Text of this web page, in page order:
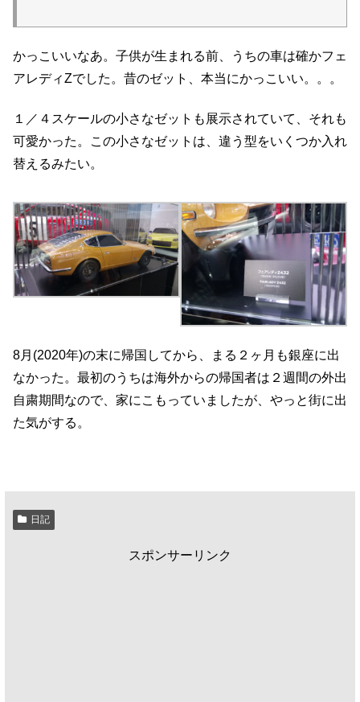
かっこいいなあ。子供が生まれる前、うちの車は確かフェ
アレディZでした。昔のゼット、本当にかっこいい。。。
１／４スケールの小さなゼットも展示されていて、それも
可愛かった。この小さなゼットは、違う型をいくつか入れ
替えるみたい。
8月(2020年)の末に帰国してから、まる２ヶ月も銀座に出
なかった。最初のうちは海外からの帰国者は２週間の外出
自粛期間なので、家にこもっていましたが、やっと街に出
た気がする。
日記
スポンサーリンク